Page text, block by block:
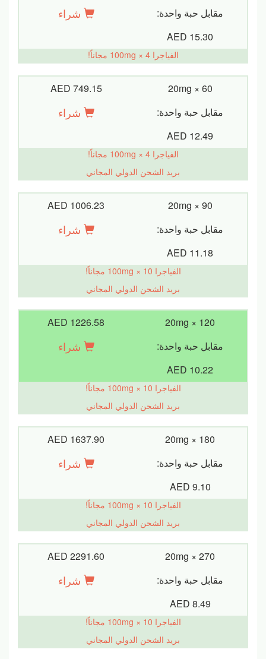
شراء
مقابل حبة واحدة:
AED 15.30
الفياجرا 100mg × 4 مجاناً!
AED 749.15 20mg × 60
شراء
مقابل حبة واحدة:
AED 12.49
الفياجرا 100mg × 4 مجاناً!
بريد الشحن الدولي المجاني
AED 1006.23 20mg × 90
شراء
مقابل حبة واحدة:
AED 11.18
الفياجرا 100mg × 10 مجاناً!
بريد الشحن الدولي المجاني
AED 1226.58 20mg × 120
شراء
مقابل حبة واحدة:
AED 10.22
الفياجرا 100mg × 10 مجاناً!
بريد الشحن الدولي المجاني
AED 1637.90 20mg × 180
شراء
مقابل حبة واحدة:
AED 9.10
الفياجرا 100mg × 10 مجاناً!
بريد الشحن الدولي المجاني
AED 2291.60 20mg × 270
شراء
مقابل حبة واحدة:
AED 8.49
الفياجرا 100mg × 10 مجاناً!
بريد الشحن الدولي المجاني